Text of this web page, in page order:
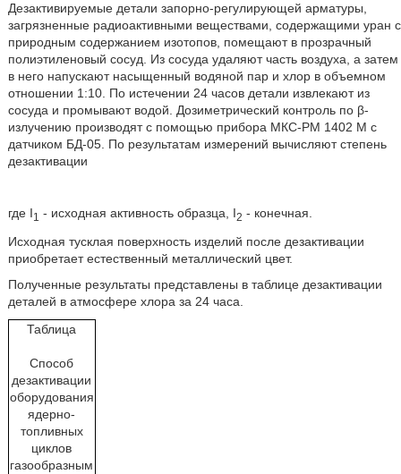
Дезактивируемые детали запорно-регулирующей арматуры,
загрязненные радиоактивными веществами, содержащими уран с
природным содержанием изотопов, помещают в прозрачный
полиэтиленовый сосуд. Из сосуда удаляют часть воздуха, а затем
в него напускают насыщенный водяной пар и хлор в объемном
отношении 1:10. По истечении 24 часов детали извлекают из
сосуда и промывают водой. Дозиметрический контроль по β-
излучению производят с помощью прибора МКС-РМ 1402 М с
датчиком БД-05. По результатам измерений вычисляют степень
дезактивации
где I1 - исходная активность образца, I2 - конечная.
Исходная тусклая поверхность изделий после дезактивации
приобретает естественный металлический цвет.
Полученные результаты представлены в таблице дезактивации
деталей в атмосфере хлора за 24 часа.
Таблица
Способ
дезактивации
оборудования
ядерно-
топливных
циклов
газообразным